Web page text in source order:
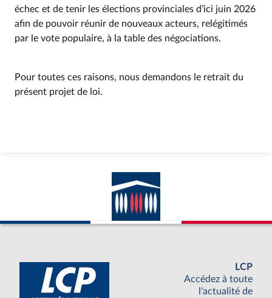
échec et de tenir les élections provinciales d’ici juin 2026
afin de pouvoir réunir de nouveaux acteurs, relégitimés
par le vote populaire, à la table des négociations.
Pour toutes ces raisons, nous demandons le retrait du
présent projet de loi.
LCP
Accédez à toute
l'actualité de